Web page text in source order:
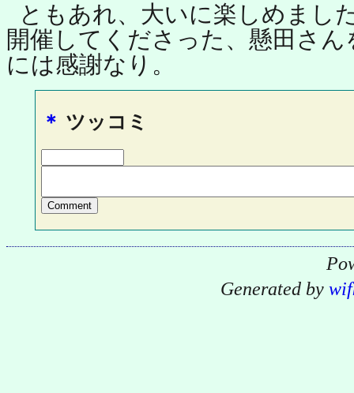
ともあれ、大いに楽しめまし
開催してくださった、懸田さ
には感謝なり。
＊ ツッコミ
Generated by